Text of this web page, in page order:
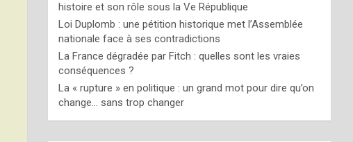
histoire et son rôle sous la Ve République
Loi Duplomb : une pétition historique met l’Assemblée
nationale face à ses contradictions
La France dégradée par Fitch : quelles sont les vraies
conséquences ?
La « rupture » en politique : un grand mot pour dire qu’on
change… sans trop changer